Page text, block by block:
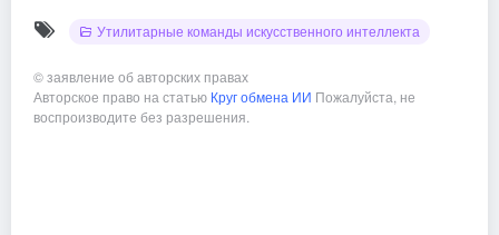
Утилитарные команды искусственного интеллекта
©заявление об авторских правах
Авторское право на статью Круг обмена ИИ Пожалуйста, не
воспроизводите без разрешения.